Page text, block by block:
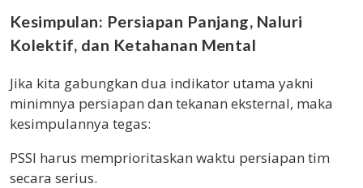
Kesimpulan: Persiapan Panjang, Naluri
Kolektif, dan Ketahanan Mental
Jika kita gabungkan dua indikator utama yakni
minimnya persiapan dan tekanan eksternal, maka
kesimpulannya tegas:
PSSI harus memprioritaskan waktu persiapan tim
secara serius.